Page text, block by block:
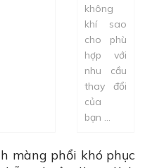
không
khí sao
cho phù
hợp với
nhu cầu
thay đổi
của
bạn ...
màng phổi khó phục